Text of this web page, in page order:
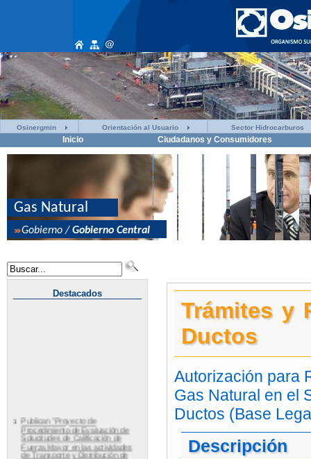
Osinergmin Orientación al Usuario Sector Hidrocarburos
Inicio Ciudadanos y Consumidores